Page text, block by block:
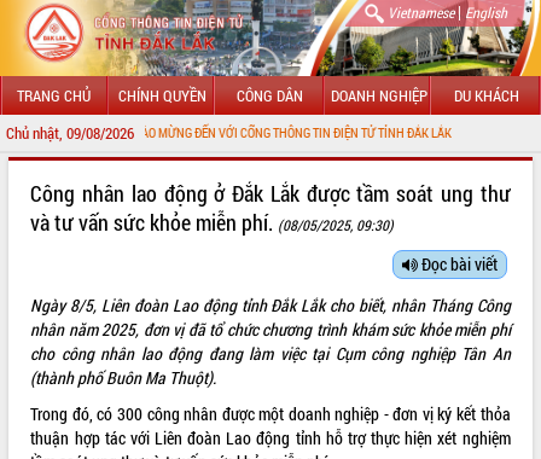
Vietnamese| English
TRANG CHỦ CHÍNH QUYỀN CÔNG DÂN DOANH NGHIỆP DU KHÁCH
Chủ nhật, 09/08/2026
CHÀO MỪNG ĐẾN VỚI CỔNG THÔNG TIN ĐIỆN TỬ TỈNH ĐẮK LẮK
LÃNH ĐẠO UBND TỈNH
SỞ, BAN, NGÀNH
UBND CÁC XÃ, PHƯỜNG
THÔNG TIN CHỈ ĐẠO ĐIỀU HÀNH
Công nhân lao động ở Đắk Lắk được tầm soát ung thư
và tư vấn sức khỏe miễn phí. (08/05/2025, 09:30)
Đọc bài viết
Ngày 8/5, Liên đoàn Lao động tỉnh Đắk Lắk cho biết, nhân Tháng Công
nhân năm 2025, đơn vị đã tổ chức chương trình khám sức khỏe miễn phí
cho công nhân lao động đang làm việc tại Cụm công nghiệp Tân An
(thành phố Buôn Ma Thuột).
Trong đó, có 300 công nhân được một doanh nghiệp - đơn vị ký kết thỏa
thuận hợp tác với Liên đoàn Lao động tỉnh hỗ trợ thực hiện xét nghiệm